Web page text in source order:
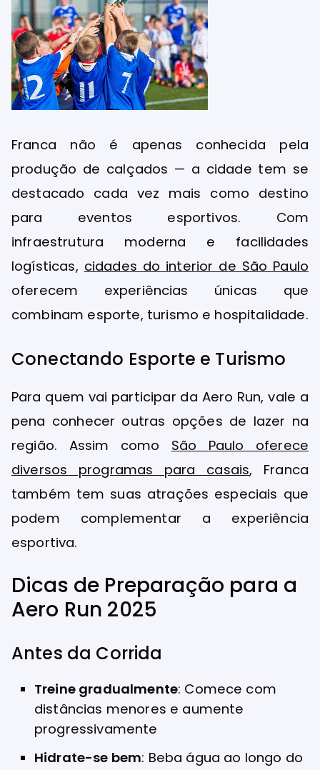
Franca não é apenas conhecida pela
produção de calçados — a cidade tem se
destacado cada vez mais como destino
para eventos esportivos. Com
infraestrutura moderna e facilidades
logísticas, cidades do interior de São Paulo
oferecem experiências únicas que
combinam esporte, turismo e hospitalidade.
Conectando Esporte e Turismo
Para quem vai participar da Aero Run, vale a
pena conhecer outras opções de lazer na
região. Assim como São Paulo oferece
diversos programas para casais, Franca
também tem suas atrações especiais que
podem complementar a experiência
esportiva.
Dicas de Preparação para a
Aero Run 2025
Antes da Corrida
Treine gradualmente: Comece com
distâncias menores e aumente
progressivamente
Hidrate-se bem: Beba água ao longo do